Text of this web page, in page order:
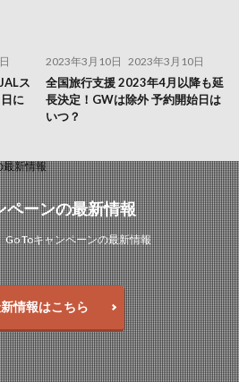
ス
に
2023年3月10日 2023年3月10日
全国旅行支援 2023年4月以降も延
長決定！GWは除外 予約開始日は
いつ？
ペーンの最新情報
Toキャンペーンの最新情報
情報はこちら